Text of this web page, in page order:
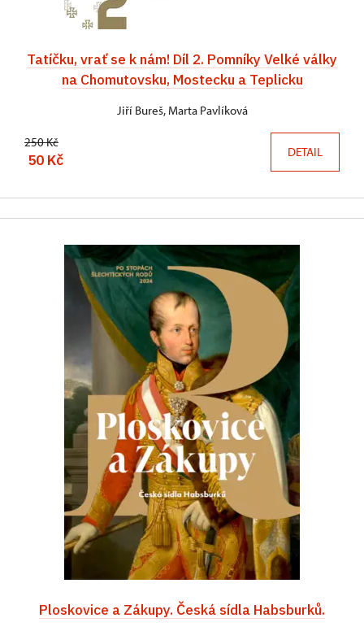
Tatíčku, vrať se k nám! Díl 2. Pomníky Velké války
na Chomutovsku, Mostecku a Teplicku
Jiří Bureš, Marta Pavlíková
250 Kč
50 Kč DETAIL
Ploskovice a Zákupy. Česká sídla Habsburků.